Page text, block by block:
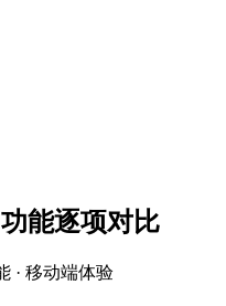
能逐项对比
· 移动端体验